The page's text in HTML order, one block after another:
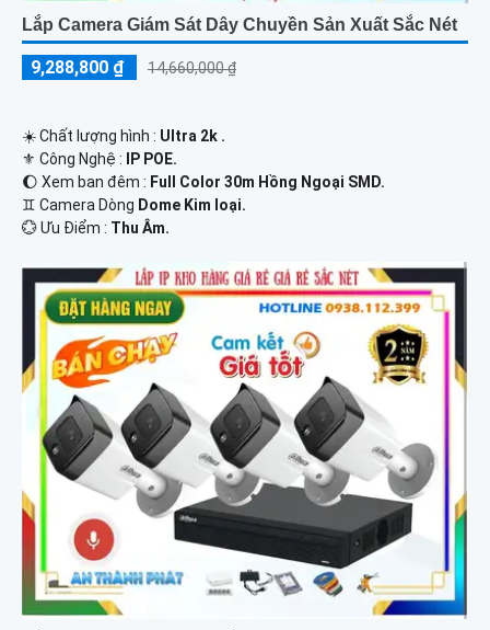
Lắp Camera Giám Sát Dây Chuyền Sản Xuất Sắc Nét
9,288,800 ₫ 14,660,000 ₫
☀️ Chất lượng hình : Ultra 2k .
⚜️ Công Nghệ :
IP POE.
🌔 Xem ban đêm : Full Color 30m Hồng Ngoại SMD.
♊ Camera Dòng Dome Kim loại.
️💮 Ưu Điểm : Thu Âm.